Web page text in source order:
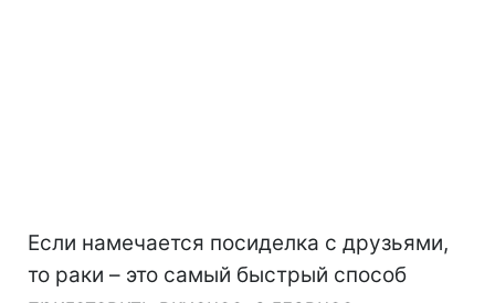
Если намечается посиделка с друзьями,
то раки – это самый быстрый способ